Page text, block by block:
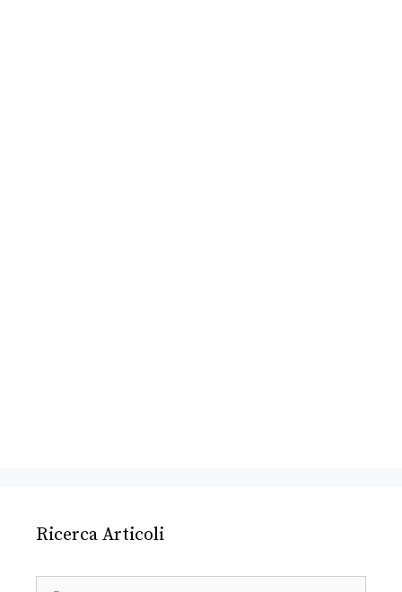
Ricerca Articoli